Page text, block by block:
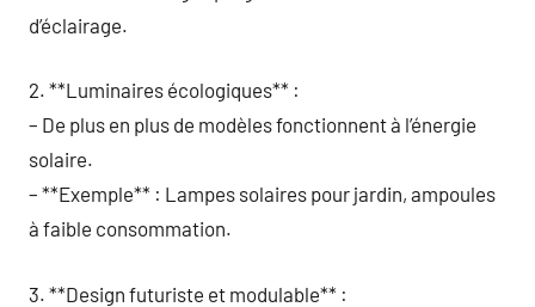
d’éclairage.
2. **Luminaires écologiques** :
– De plus en plus de modèles fonctionnent à l’énergie
solaire.
– **Exemple** : Lampes solaires pour jardin, ampoules
à faible consommation.
3. **Design futuriste et modulable** :